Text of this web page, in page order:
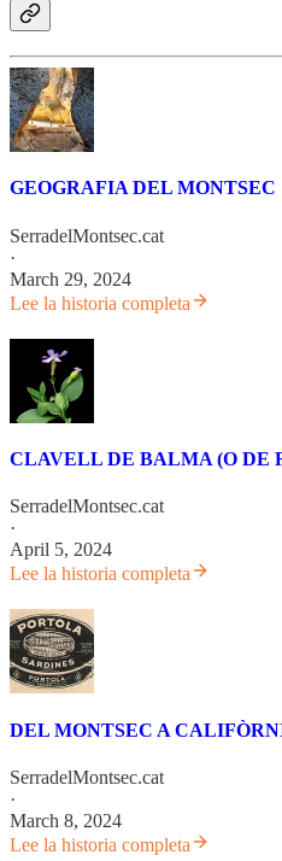
GEOGRAFIA DEL MONTSEC
SerradelMontsec.cat
·
March 29, 2024
Lee la historia completa
CLAVELL DE BALMA (O DE
SerradelMontsec.cat
·
April 5, 2024
Lee la historia completa
DEL MONTSEC A
SerradelMontsec.cat
·
March 8, 2024
Lee la historia completa